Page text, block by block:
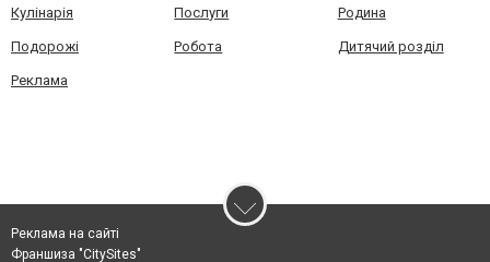
Кулінарія Послуги Родина
Подорожі Робота Дитячий розділ
Реклама
Реклама на сайті
Франшиза "CitySites"